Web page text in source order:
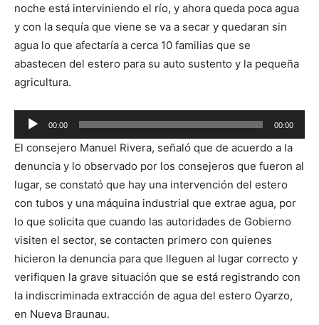
noche está interviniendo el río, y ahora queda poca agua
y con la sequía que viene se va a secar y quedaran sin
agua lo que afectaría a cerca 10 familias que se
abastecen del estero para su auto sustento y la pequeña
agricultura.
Reproductor
de
audio
00:00 00:00
El consejero Manuel Rivera, señaló que de acuerdo a la
denuncia y lo observado por los consejeros que fueron al
lugar, se constató que hay una intervención del estero
con tubos y una máquina industrial que extrae agua, por
lo que solicita que cuando las autoridades de Gobierno
visiten el sector, se contacten primero con quienes
hicieron la denuncia para que lleguen al lugar correcto y
verifiquen la grave situación que se está registrando con
la indiscriminada extracción de agua del estero Oyarzo,
en Nueva Braunau.